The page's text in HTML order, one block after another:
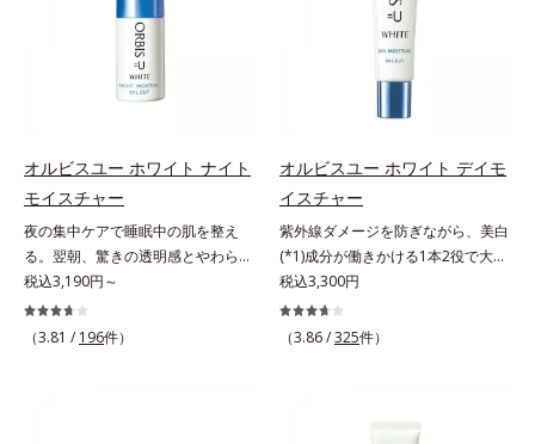
す。*1 メラニンの生成を抑え、シ
ミ・ソバカスを防ぐ（ウォッシュを
除く）*2 オルビス内スキンケアシ
リーズの保湿力*3 年齢に応じたお
乾燥による*7 保湿成分*8 ロニ
セラカエルレア果汁、ノバラエキス
配合＝うるおいを与えハリと透明感
に満ちた肌へ導く保湿成分*9 メマ
ツヨイグサ抽出液、スイカズラエキ
ス配合＝角層のすみずみまで水分・
油分を保ち、ハリ・ツヤを与える保
湿成分*10 気持ちのこと
の生成を抑え、シミ・ソバカスを防
ぐ（ウォッシュ除く）*2 オルビス
内スキンケアシリーズの保湿力*3
年齢に応じたお手入れのこと*4 う
るおいによる*5 乾燥、ハリ・ツヤ
ロニセラカエルレア果汁、ノバラエ
キス配合＝うるおいを与えハリと透
明感に満ちた肌へ導く保湿成分*9
メマツヨイグサ抽出液、スイカズラ
エキス配合＝角層のすみずみまで水
分・油分を保ち、ハリ・ツヤを与え
る保湿成分*10 気持ちのこと各商品
の詳しい情報は商品ページをご覧く
ポーラ・オルビスグループ独自の肌
荒れ防止有効成分として、「DF-パ
ンテノール(*3)」を国内唯一(*4)、
高濃度で配合。角層のバリア機能に
て、独自研究に基づいたアプローチ
成分「MCアクティベーター
(*5)」。肌のうるおいを引き出し・
高めて、ハリ感あふれる肌へと導き
ます。うるおいに満ちたゆらがない
肌をご体感いただくために設計され
た3ステップで、いつも力強く美し
くあり続けるあなたを応援します。
でなく、メラニンが蓄積しがちな年
齢肌の“メラニンメタボ(*2)”にアプ
ローチして、澄みわたる美肌を目指
します。*1 年齢を重ねた肌*2 メラ
ニンが過剰に生成する状態*3 メラ
を防ぐ*4 コラーゲン・トリペプチ
ド Ｆ
オルビスユー ホワイト ナイト
モイスチャー
夜の集中ケアで睡眠中の肌を整え
る。翌朝、驚きの透明感とやわらか
さを感じて。若々しく透明感のある
美肌を構成する要素と、年齢肌(*1)
のメラニン生成にアプローチして、
税込3,190円～
（3.81 / 196件）
オルビスユー ホワイト デイモ
イスチャー
紫外線ダメージを防ぎながら、美白
(*1)成分が働きかける1本2役で大人
の肌を守りぬく。若々しく透明感の
ある美肌を構成する要素と、年齢肌
(*2)のメラニン生成にアプローチし
の底上げを図ります。さらに、シミ
税込3,300円
（3.86 /325件）